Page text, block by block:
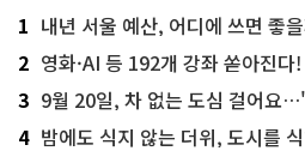
1 내년 서울 예산, 어디에 쓰면 좋
2 영화·AI 등 192개 강좌 쏟아진
3 9월 20일, 차 없는 도심 걸어요…'서울
4 밤에도 식지 않는 더위, 도시를